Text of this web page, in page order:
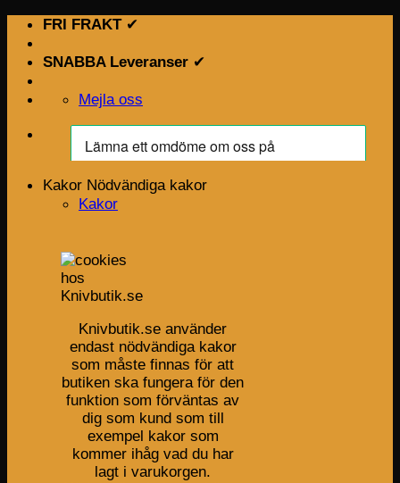
Skip
content
FRI FRAKT✔
SNABBA Leveranser ✔
Mejla oss
Kakor Nödvändiga kakor
Kakor
Knivbutik.se använder
endast nödvändiga kakor
som måste finnas för att
butiken ska fungera för den
funktion som förväntas av
dig som kund som till
exempel kakor som
kommer ihåg vad du har
lagt i varukorgen.